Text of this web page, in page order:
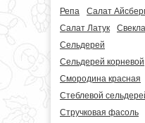
Репа
Салат
Салат Латук
Свекла
Сельдерей
Сельдерей корневой
Смородина красная
Стеблевой
Стручковая фасоль